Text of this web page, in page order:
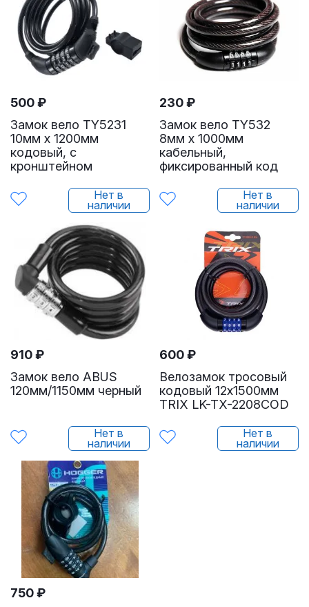
Замок вело TY5231
10мм х 1200мм
кодовый, с
кронштейном
500₽
Нет в
наличии
Замок вело TY532
8мм х 1000мм
кабельный,
фиксированный код
230₽
Нет в
наличии
Замок вело ABUS
120мм/1150мм черный
910₽
Нет в
наличии
Велозамок тросовый
кодовый 12х1500мм
TRIX LK-TX-2208COD
600₽
Нет в
наличии
750₽